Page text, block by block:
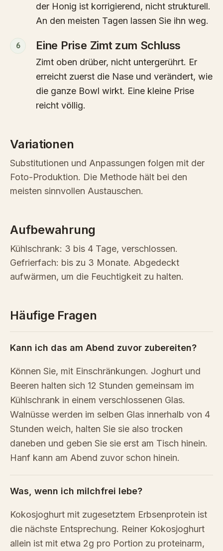
der Honig ist korrigierend, nicht strukturell.
An den meisten Tagen lassen Sie ihn weg.
6 Eine Prise Zimt zum Schluss
Zimt oben drüber, nicht untergerührt. Er
erreicht zuerst die Nase und verändert, wie
die ganze Bowl wirkt. Eine kleine Prise
reicht völlig.
Variationen
Substitutionen und Anpassungen folgen mit der
Foto-Produktion. Die Methode hält bei den
meisten sinnvollen Austauschen.
Aufbewahrung
Kühlschrank: 3 bis 4 Tage, verschlossen.
Gefrierfach: bis zu 3 Monate. Abgedeckt
aufwärmen, um die Feuchtigkeit zu halten.
Häufige Fragen
Kann ich das am Abend zuvor zubereiten?
Können Sie, mit Einschränkungen. Joghurt und
Beeren halten sich 12 Stunden gemeinsam im
Kühlschrank in einem verschlossenen Glas.
Walnüsse werden im selben Glas innerhalb von 4
Stunden weich, halten Sie sie also trocken
daneben und geben Sie sie erst am Tisch hinein.
Hanf kann am Abend zuvor schon hinein.
Was, wenn ich milchfrei lebe?
Kokosjoghurt mit zugesetztem Erbsenprotein ist
die nächste Entsprechung. Reiner Kokosjoghurt
allein ist mit etwa 2g pro Portion zu proteinarm,